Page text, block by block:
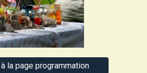
la page programmation